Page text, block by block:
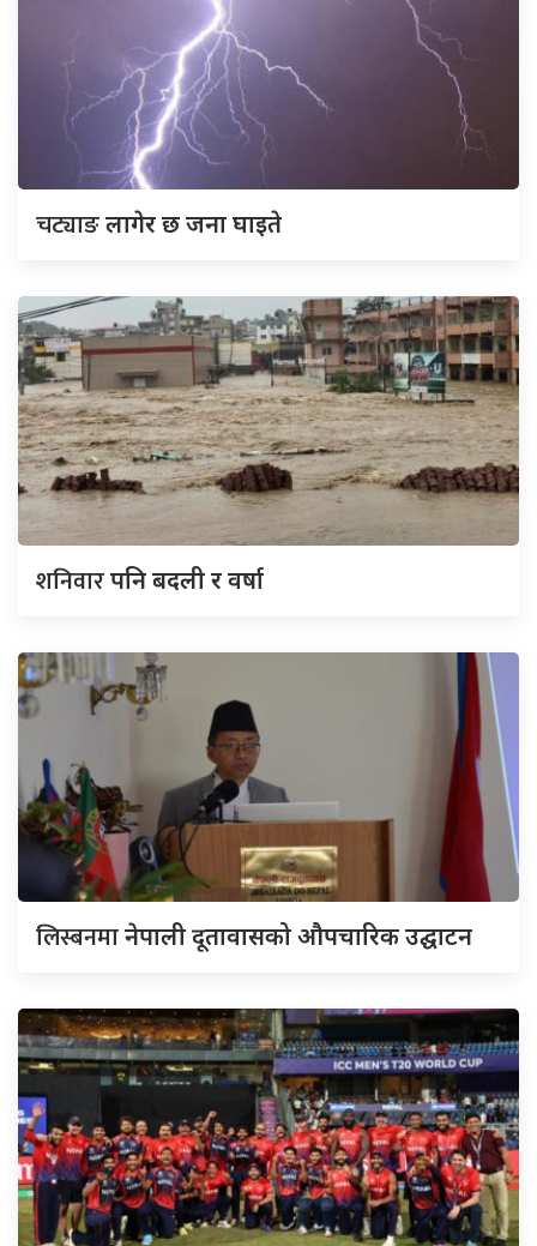
चट्याङलागेर छ जना घाइते
शनिवारपनि बदली र वर्षा
लिस्बनमानेपाली दूतावासको औपचारिक उद्घाटन